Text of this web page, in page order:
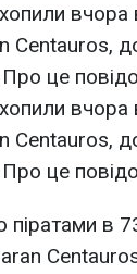
Centauros,
Про це
Centauros,
Про це
в